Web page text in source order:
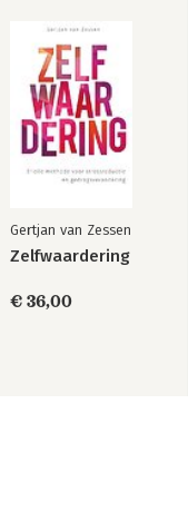
Gertjan van Zessen
Zelfwaardering
€ 36,00